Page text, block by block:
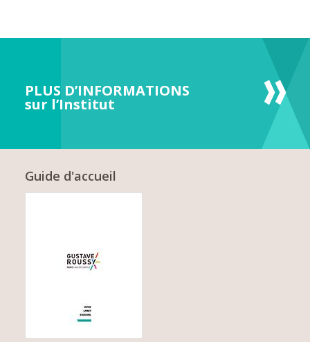
PLUS D’INFORMATIONS
sur l’Institut
Guide d'accueil